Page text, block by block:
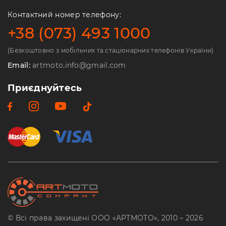
Контактний номер телефону:
+38 (073) 493 1000
(Безкоштовно з мобільних та стаціонарних телефонів України)
Email:artmoto.info@gmail.com
Приєднуйтесь
© Всі права захищені ООО «АРТМОТО», 2010 – 2026